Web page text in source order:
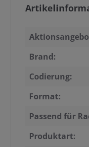
Brand:
Codierung:
Format:
Passend für
Produktart: